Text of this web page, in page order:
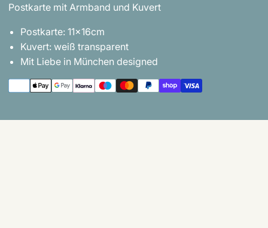
Postkarte mit Armband und Kuvert
Postkarte: 11x16cm
Kuvert: weiß transparent
Mit Liebe in München designed